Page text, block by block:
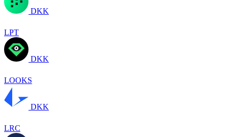
DKK
LPT
DKK
LOOKS
DKK
LRC